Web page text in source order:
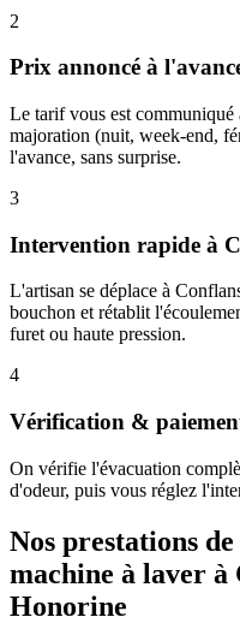
2
Prix annoncé à
Le tarif vous est
majoration (nuit, week-end,
l'avance, sans surprise.
3
Intervention rapide à
L'artisan se déplace à
bouchon et rétablit
furet ou haute pression.
4
Vérification &
On vérifie l'évacuation
d'odeur, puis vous réglez
Nos prestations
machine à laver à
Honorine